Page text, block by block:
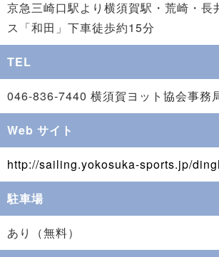
京急三崎口駅より横須賀駅・荒崎・長
ス「和田」下車徒歩約15分
TEL
046-836-7440 横須賀ヨット協会事務
Web サイト
http://sailing.yokosuka-sports.jp/
駐車場
あり（無料）